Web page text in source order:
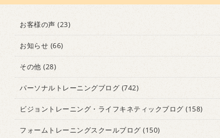
お客様の声 (23)
お知らせ (66)
その他 (28)
パーソナルトレーニングブログ (742)
ビジョントレーニング・ライフキネティックブログ (158)
フォームトレーニングスクールブログ (150)